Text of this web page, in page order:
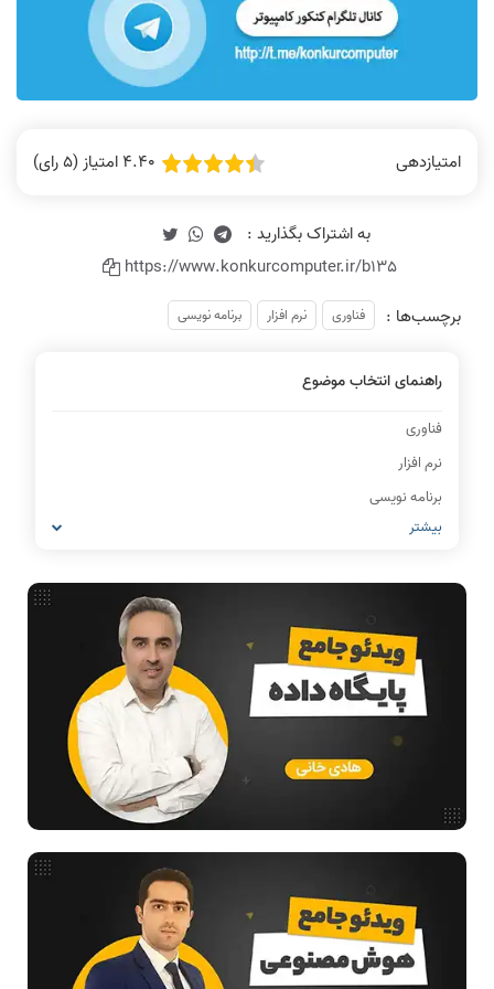
امتیازدهی 4.40 امتیاز (5 رای)
https://www.konkurcomputer.ir/b135
برچسب‌ها :
فناوری نرم افزار برنامه نویسی
راهنمای انتخاب موضوع
فناوری
نرم افزار
برنامه نویسی
IT
معماری کامپیوتر
ریاضیات گسسته
مدار منطقی
ساختمان داده
طراحی الگوریتم
آموزش تخصصی دروس رشته کامپیوتر و IT
مقالات عمومی رشته کامپیوتر
ادامه تحصیل در رشته کامپیوتر
بیشتر